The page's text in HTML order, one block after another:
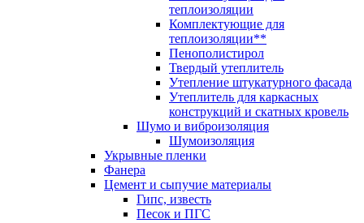
теплоизоляции
Комплектующие для
теплоизоляции**
Пенополистирол
Твердый утеплитель
Утепление штукатурного фасада
Утеплитель для каркасных
конструкций и скатных кровель
Шумо и виброизоляция
Шумоизоляция
Укрывные пленки
Фанера
Цемент и сыпучие материалы
Гипс, известь
Песок и ПГС